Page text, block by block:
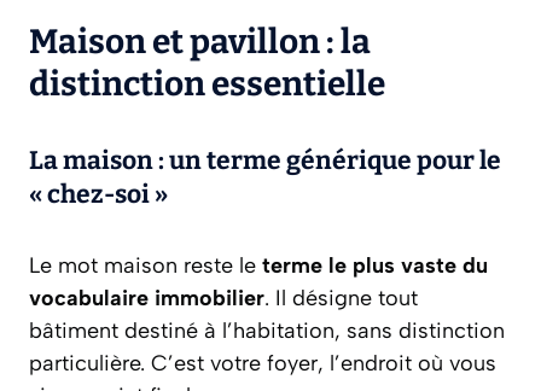
Maison et pavillon : la
distinction essentielle
La maison : un terme générique pour le
« chez-soi »
Le mot maison reste le terme le plus vaste du
vocabulaire immobilier. Il désigne tout
bâtiment destiné à l’habitation, sans distinction
particulière. C’est votre foyer, l’endroit où vous